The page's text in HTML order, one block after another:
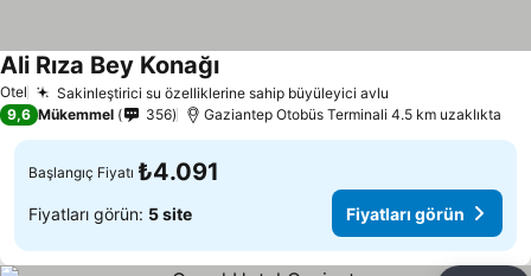
Otel Sakinleştirici su özelliklerine sahip büyüleyici avlu
Ali Rıza Bey KonağıFiyatları görün
9,6 Mükemmel 356 Gaziantep Otobüs Terminali 4.5 km uzaklıkta
Başlangıç Fiyatı ₺4.091
Fiyatları görün: 5 site Fiyatları görün